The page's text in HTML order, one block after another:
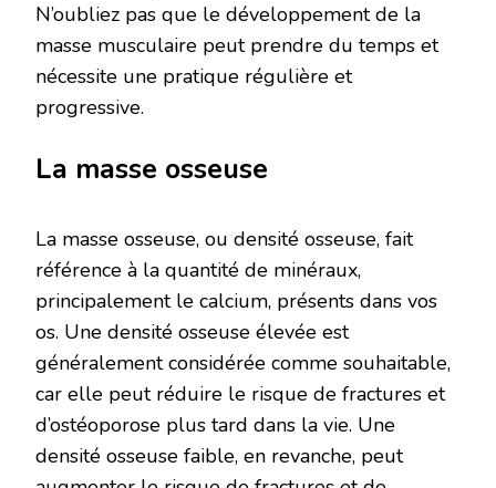
N’oubliez pas que le développement de la
masse musculaire peut prendre du temps et
nécessite une pratique régulière et
progressive.
La masse osseuse
La masse osseuse, ou densité osseuse, fait
référence à la quantité de minéraux,
principalement le calcium, présents dans vos
os. Une densité osseuse élevée est
généralement considérée comme souhaitable,
car elle peut réduire le risque de fractures et
d’ostéoporose plus tard dans la vie. Une
densité osseuse faible, en revanche, peut